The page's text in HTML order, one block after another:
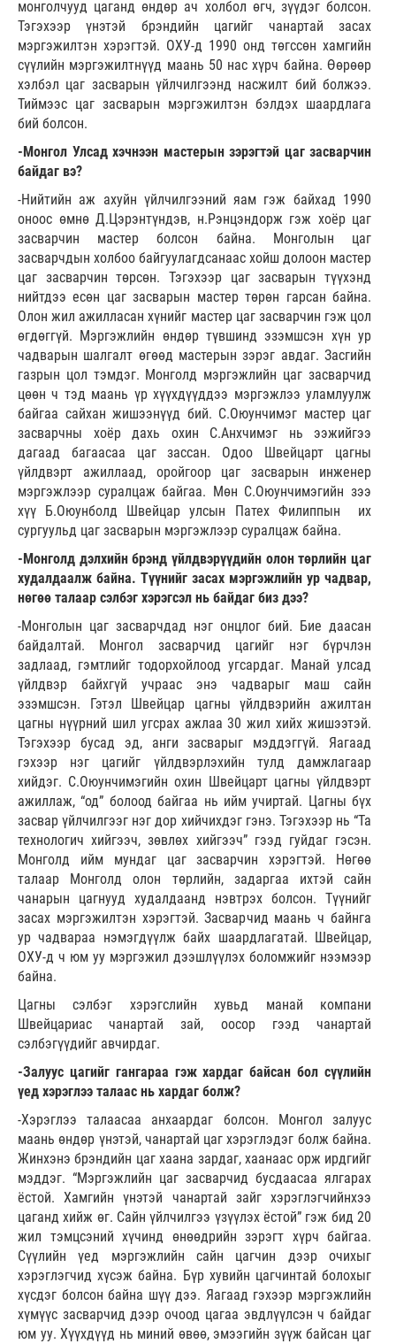
монголчууд цаганд өндөр ач холбол өгч, зүүдэг болсон.
Тэгэхээр үнэтэй брэндийн цагийг чанартай засах
мэргэжилтэн хэрэгтэй. ОХУ-д 1990 онд төгссөн хамгийн
сүүлийн мэргэжилтнүүд маань 50 нас хүрч байна. Өөрөөр
хэлбэл цаг засварын үйлчилгээнд насжилт бий болжээ.
Тиймээс цаг засварын мэргэжилтэн бэлдэх шаардлага
бий болсон.
-Монгол Улсад хэчнээн мастерын зэрэгтэй цаг засварчин
байдаг вэ?
-Нийтийн аж ахуйн үйлчилгээний яам гэж байхад 1990
оноос өмнө Д.Цэрэнтүндэв, н.Рэнцэндорж гэж хоёр цаг
засварчин мастер болсон байна. Монголын цаг
засварчдын холбоо байгуулагдсанаас хойш долоон мастер
цаг засварчин төрсөн. Тэгэхээр цаг засварын түүхэнд
нийтдээ есөн цаг засварын мастер төрөн гарсан байна.
Олон жил ажилласан хүнийг мастер цаг засварчин гэж цол
өгдөггүй. Мэргэжлийн өндөр түвшинд эзэмшсэн хүн ур
чадварын шалгалт өгөөд мастерын зэрэг авдаг. Засгийн
газрын цол тэмдэг. Монголд мэргэжлийн цаг засварчид
цөөн ч тэд маань үр хүүхдүүддээ мэргэжлээ уламлуулж
байгаа сайхан жишээнүүд бий. С.Оюунчимэг мастер цаг
засварчны хоёр дахь охин С.Анхчимэг нь ээжийгээ
дагаад багаасаа цаг зассан. Одоо Швейцарт цагны
үйлдвэрт ажиллаад, оройгоор цаг засварын инженер
мэргэжлээр суралцаж байгаа. Мөн С.Оюунчимэгийн зээ
хүү Б.Оюунболд Швейцар улсын Патех Филиппын их
сургуульд цаг засварын мэргэжлээр суралцаж байна.
-Монголд дэлхийн брэнд үйлдвэрүүдийн олон төрлийн цаг
худалдаалж байна. Түүнийг засах мэргэжлийн ур чадвар,
нөгөө талаар сэлбэг хэрэгсэл нь байдаг биз дээ?
-Монголын цаг засварчдад нэг онцлог бий. Бие даасан
байдалтай. Монгол засварчид цагийг нэг бүрчлэн
задлаад, гэмтлийг тодорхойлоод угсардаг. Манай улсад
үйлдвэр байхгүй учраас энэ чадварыг маш сайн
эзэмшсэн. Гэтэл Швейцар цагны үйлдвэрийн ажилтан
цагны нүүрний шил угсрах ажлаа 30 жил хийх жишээтэй.
Тэгэхээр бусад эд, анги засварыг мэддэггүй. Яагаад
гэхээр нэг цагийг үйлдвэрлэхийн тулд дамжлагаар
хийдэг. С.Оюунчимэгийн охин Швейцарт цагны үйлдвэрт
ажиллаж, “од” болоод байгаа нь ийм учиртай. Цагны бүх
засвар үйлчилгээг нэг дор хийчихдэг гэнэ. Тэгэхээр нь “Та
технологич хийгээч, зөвлөх хийгээч” гээд гуйдаг гэсэн.
Монголд ийм мундаг цаг засварчин хэрэгтэй. Нөгөө
талаар Монголд олон төрлийн, задаргаа ихтэй сайн
чанарын цагнууд худалдаанд нэвтрэх болсон. Түүнийг
засах мэргэжилтэн хэрэгтэй. Засварчид маань ч байнга
ур чадвараа нэмэгдүүлж байх шаардлагатай. Швейцар,
ОХУ-д ч юм уу мэргэжил дээшлүүлэх боломжийг нээмээр
байна.
Цагны сэлбэг хэрэгслийн хувьд манай компани
Швейцариас чанартай зай, оосор гээд чанартай
сэлбэгүүдийг авчирдаг.
-Залуус цагийг гангараа гэж хардаг байсан бол сүүлийн
үед хэрэглээ талаас нь хардаг болж?
-Хэрэглээ талаасаа анхаардаг болсон. Монгол залуус
маань өндөр үнэтэй, чанартай цаг хэрэглэдэг болж байна.
Жинхэнэ брэндийн цаг хаана зардаг, хаанаас орж ирдгийг
мэддэг. “Мэргэжлийн цаг засварчид бусдаасаа ялгарах
ёстой. Хамгийн үнэтэй чанартай зайг хэрэглэгчийнхээ
цаганд хийж өг. Сайн үйлчилгээ үзүүлэх ёстой” гэж бид 20
жил тэмцсэний хүчинд өнөөдрийн зэрэгт хүрч байгаа.
Сүүлийн үед мэргэжлийн сайн цагчин дээр очихыг
хэрэглэгчид хүсэж байна. Бүр хувийн цагчинтай болохыг
хүсдэг болсон байна шүү дээ. Яагаад гэхээр мэргэжлийн
хүмүүс засварчид дээр очоод цагаа эвдлүүлсэн ч байдаг
юм уу. Хүүхдүүд нь миний өвөө, эмээгийн зүүж байсан цаг